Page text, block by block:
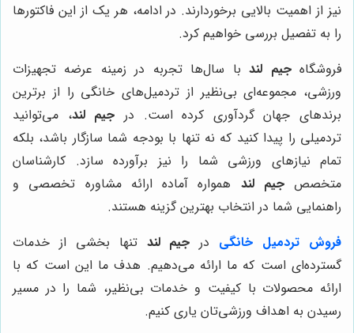
نیز از اهمیت بالایی برخوردارند. در ادامه، هر یک از این فاکتورها
را به تفصیل بررسی خواهیم کرد.
فروشگاهجیم لندبا سال‌ها تجربه در زمینه عرضه تجهیزات
ورزشی، مجموعه‌ای بی‌نظیر از تردمیل‌های خانگی را از برترین
برندهای جهان گردآوری کرده است. در جیم لند، می‌توانید
تردمیلی را پیدا کنید که نه تنها با بودجه شما سازگار باشد، بلکه
تمام نیازهای ورزشی شما را نیز برآورده سازد. کارشناسان
متخصصجیم لند همواره آماده ارائه مشاوره تخصصی و
راهنمایی شما در انتخاب بهترین گزینه هستند.
فروش تردمیل خانگی در جیم لند تنها بخشی از خدمات
گسترده‌ای است که ما ارائه می‌دهیم. هدف ما این است که با
ارائه محصولات با کیفیت و خدمات بی‌نظیر، شما را در مسیر
رسیدن به اهداف ورزشی‌تان یاری کنیم.